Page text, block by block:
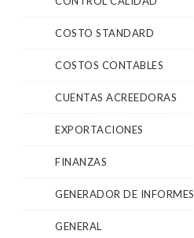
COSTO STANDARD
COSTOS CONTABLES
CUENTAS ACREEDORAS
EXPORTACIONES
FINANZAS
GENERADOR DE INFORMES
GENERAL